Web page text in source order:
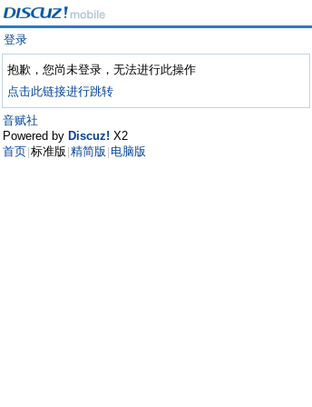
登录
抱歉，您尚未登录，无法进行此操作
点击此链接进行跳转
音赋社
Powered by Discuz! X2
首页 标准版 精简版 电脑版